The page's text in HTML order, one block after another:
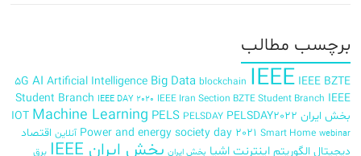
برچسب‌ مطالب
5G AI Artificial Intelligence Big Data blockchain IEEE IEEE BZTE
Student Branch IEEE DAY 2020 IEEE Iran Section BZTE Student Branch IEEE
بخش ایران
IOT Machine Learning PELS PELSDAY PELSDAY2022
Power and energy society day 2021 Smart Home webinar آنلاین اقتصاد
دیجیتال الگوریتم اینترنت اشیا بخش ایران بخش ایران IEEE
برق